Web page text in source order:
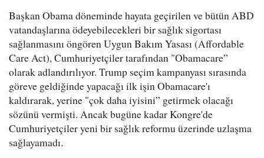
Başkan Obama döneminde hayata geçirilen ve bütün ABD
vatandaşlarına ödeyebilecekleri bir sağlık sigortası
sağlanmasını öngören Uygun Bakım Yasası (Affordable
Care Act), Cumhuriyetçiler tarafından "Obamacare”
olarak adlandırılıyor. Trump seçim kampanyası sırasında
göreve geldiğinde yapacağı ilk işin Obamacare'ı
kaldırarak, yerine "çok daha iyisini” getirmek olacağı
sözünü vermişti. Ancak bugüne kadar Kongre'de
Cumhuriyetçiler yeni bir sağlık reformu üzerinde uzlaşma
sağlayamadı.